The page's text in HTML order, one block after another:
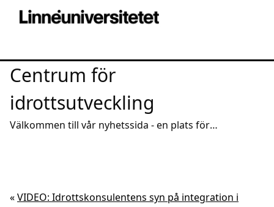
Centrum för
idrottsutveckling
Välkommen till vår nyhetssida - en plats för
«VIDEO: Idrottskonsulentens syn på integration i